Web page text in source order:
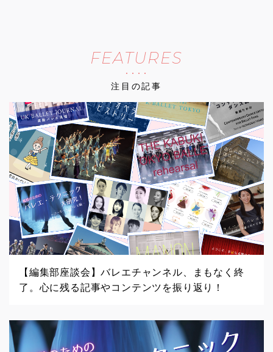
FEATURES
注目の記事
【編集部座談会】バレエチャンネル、まもなく終
了。心に残る記事やコンテンツを振り返り！